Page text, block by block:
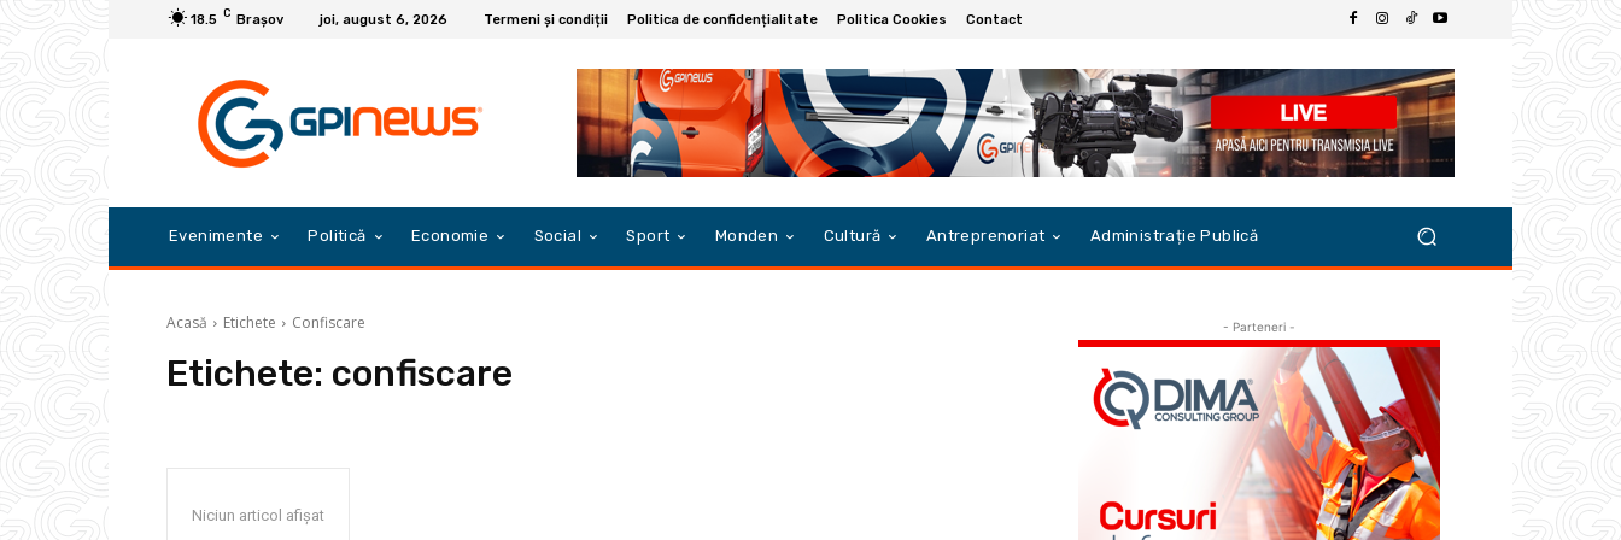
18.5 C Braşov joi, august 6, 2026 Termeni și condiții Politica de confidențialitate Politica Cookies Contact
Evenimente Politică Economie Social Sport Monden Cultură Antreprenoriat Administrație Publică
Acasă Etichete Confiscare
Etichete: confiscare
Niciun articol afișat
- Parteneri -